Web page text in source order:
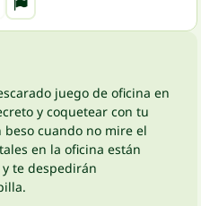
juego de oficina en
y coquetear con tu
cuando no mire el
en la oficina están
te despedirán